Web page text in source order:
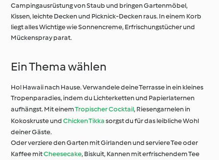
Campingausrüstung von Staub und bringen Gartenmöbel,
Kissen, leichte Decken und Picknick-Decken raus. In einem Korb
liegt alles Wichtige wie Sonnencreme, Erfrischungstücher und
Mückenspray parat.
Ein Thema wählen
Hol Hawaii nach Hause. Verwandele deine Terrasse in ein kleines
Tropenparadies, indem du Lichterketten und Papierlaternen
aufhängst. Mit einemTropischer Cocktail, Riesengarnelen in
Kokoskruste undChicken Tikkasorgst du für das leibliche Wohl
deiner Gäste.
Oder verziere den Garten mit Girlanden und serviere Tee oder
Kaffee mitCheesecake, Biskuit, Kannen mit erfrischendem Tee